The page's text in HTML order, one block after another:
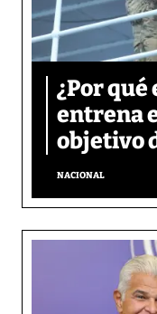
¿Por qué
entrena
objetivo
NACIONAL